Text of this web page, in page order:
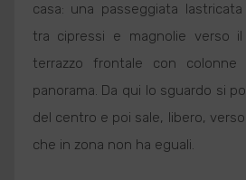
casa: una passeggiata
tra cipressi e magnolie verso
terrazzo frontale con
panorama. Da qui lo sguardo si
del centro e poi sale, libero,
che in zona non ha eguali.